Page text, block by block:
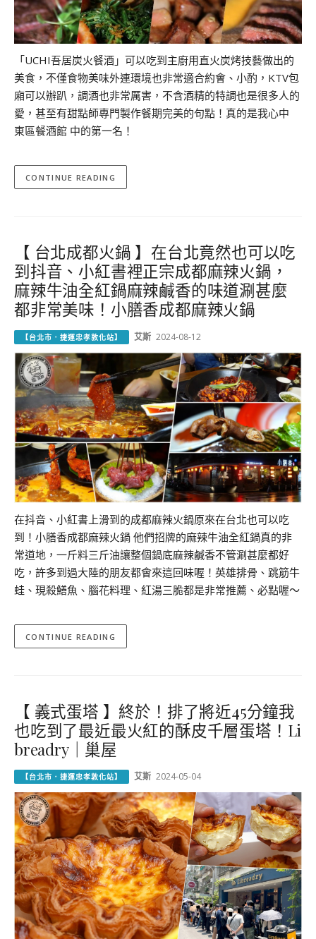
「UCHI吾居炭火餐酒」可以吃到主廚用直火炭烤技藝做出的
美食，不僅食物美味外連環境也非常適合約會、小酌，KTV包
廂可以辦趴，調酒也非常厲害，不含酒精的特調也是很多人的
愛，甚至有甜點師專門製作餐期完美的句點！真的是我心中
東區餐酒館 中的第一名！
CONTINUE READING
【 台北成都火鍋 】在台北竟然也可以吃
到抖音、小紅書裡正宗成都麻辣火鍋，
麻辣牛油全紅鍋麻辣鹹香的味道涮甚麼
都非常美味！小膳香成都麻辣火鍋
【台北市．捷運忠孝敦化站】 艾斯 2024-08-12
在抖音、小紅書上滑到的成都麻辣火鍋原來在台北也可以吃
到！小膳香成都麻辣火鍋 他們招牌的麻辣牛油全紅鍋真的非
常道地，一斤料三斤油讓整個鍋底麻辣鹹香不管涮甚麼都好
吃，許多到過大陸的朋友都會來這回味喔！英雄排骨、跳筋牛
蛙、現殺鱔魚、腦花料理、紅湯三脆都是非常推薦、必點喔～
CONTINUE READING
【 義式蛋塔 】終於！排了將近45分鐘我
也吃到了最近最火紅的酥皮千層蛋塔！Li
breadry｜巢屋
【台北市．捷運忠孝敦化站】 艾斯 2024-05-04